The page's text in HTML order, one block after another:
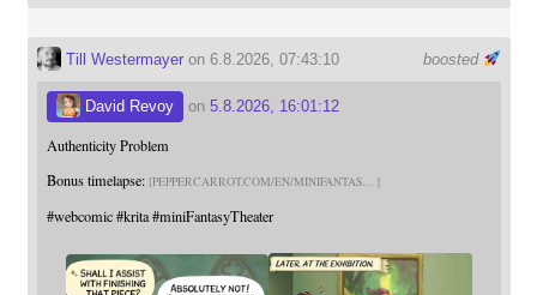
boosted
Till Westermayeron 6.8.2026, 07:43:10
David Revoy on 5.8.2026, 16:01:12
Authenticity Problem
Bonus timelapse: PEPPERCARROT.COM/EN/MINIFANTAS
#webcomic #krita #miniFantasyTheater